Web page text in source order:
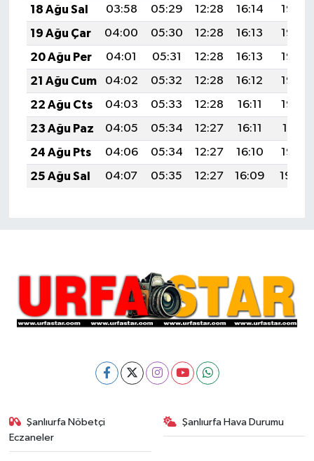
18 Ağu Sal
03:58 05:29 12:28 16:14
19:18
19 Ağu Çar
04:00 05:30 12:28 16:13
19:17
20 Ağu Per
04:01 05:31 12:28 16:13
19:15
21 Ağu Cum
04:02 05:32 12:28 16:12
19:14
22 Ağu Cts
04:03 05:33 12:28 16:11
19:12
23 Ağu Paz
04:05 05:34 12:27 16:11
19:11
24 Ağu Pts
04:06 05:34 12:27 16:10
19:10
25 Ağu Sal
04:07 05:35 12:27 16:09 19:08
Şanlıurfa Nöbetçi
Eczaneler
Şanlıurfa Hava Durumu